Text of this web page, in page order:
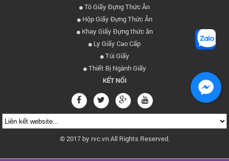
Tô Giấy Đựng Thức Ăn
Hộp Giấy Đựng Thức Ăn
Khay Giấy Đựng thức ăn
Ly Giấy Cao Cấp
Túi Giấy
Thiết Bị Ngành Giấy
KẾT NỐI
© 2017 by rvc.vn All Rights Reserved.